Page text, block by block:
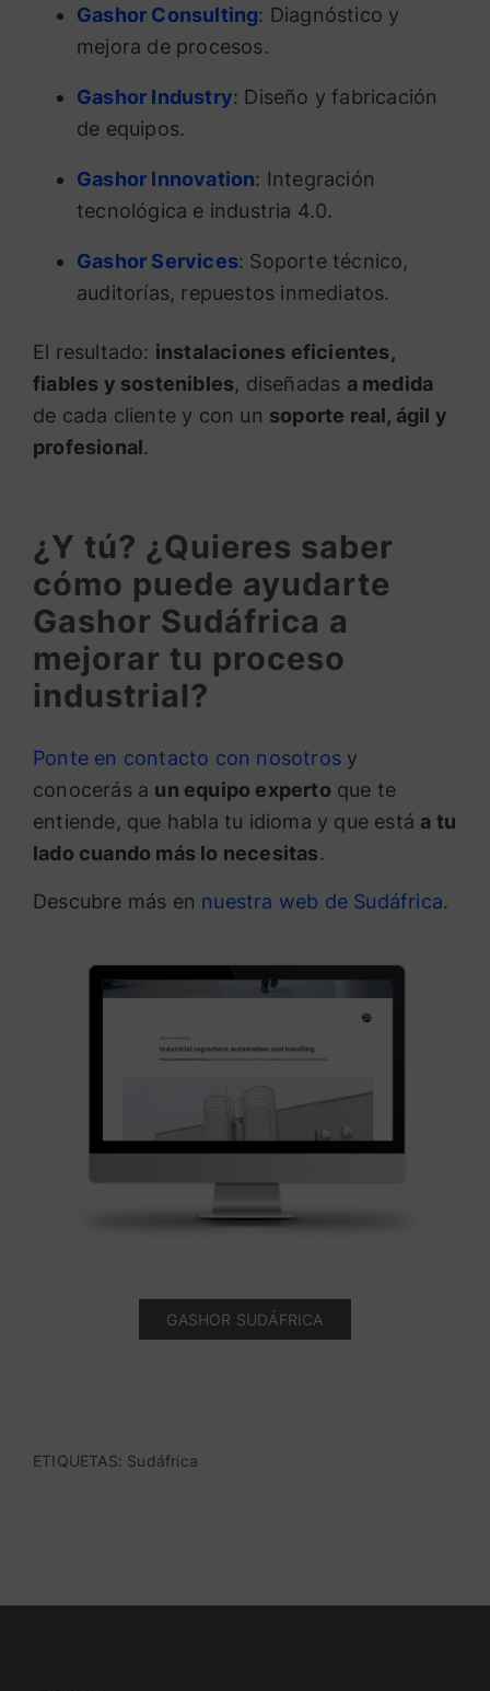
Gashor Consulting: Diagnóstico y
mejora de procesos.
Gashor Industry: Diseño y fabricación
de equipos.
Gashor Innovation: Integración
tecnológica e industria 4.0.
Gashor Services: Soporte técnico,
auditorías, repuestos inmediatos.
El resultado: instalaciones eficientes,
fiables y sostenibles, diseñadas a medida
de cada cliente y con un soporte real, ágil y
profesional.
¿Y tú? ¿Quieres saber
cómo puede ayudarte
Gashor Sudáfrica a
mejorar tu proceso
industrial?
Ponte en contacto con nosotros y
conocerás a un equipo experto que te
entiende, que habla tu idioma y que está a tu
lado cuando más lo necesitas.
Descubre más en nuestra web de Sudáfrica.
GASHOR SUDÁFRICA
ETIQUETAS: Sudáfrica